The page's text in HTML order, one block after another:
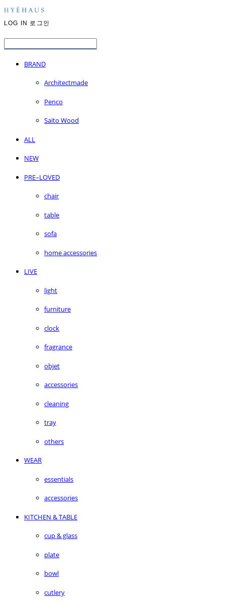
LOG IN 로그인
BRAND
Architectmade
Penco
Saito Wood
ALL
NEW
PRE–LOVED
chair
table
sofa
home accessories
LIVE
light
furniture
clock
fragrance
objet
accessories
cleaning
tray
others
WEAR
essentials
accessories
KITCHEN & TABLE
cup & glass
plate
bowl
cutlery